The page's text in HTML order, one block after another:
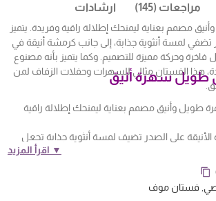
مراجعات (145) ارشادات
مصمم بعناية ليمنحك إطلالة راقية وفريدة. يتميز
تضفي لمسة أنثوية جذابة، إلى جانب كرمشة أنيقة في
وحركة مميزة للتصميم. وكما يتميز بأنه مصنوع
هذا الفستان مثالي للسهرات وحفلات الزفاف لمن
طويل سهرة أنيق
▼ اقرأ المزيد
وأنيق مصمم بعناية ليمنحك إطلالة راقية
على الصدر تضيف لمسة أنثوية جذابة تجعل
في الأسفل تضيف تفاصيل فاخرة وحركة مميزة
التصميم واستخدام خامات عالية الجودة يجعل هذا
فستان موف